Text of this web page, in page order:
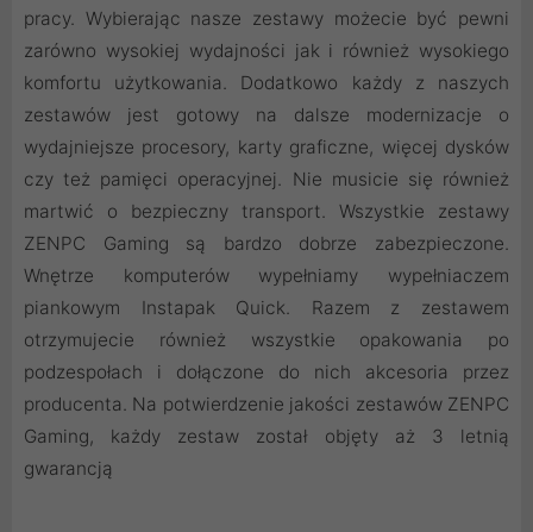
pracy. Wybierając nasze zestawy możecie być pewni
zarówno wysokiej wydajności jak i również wysokiego
komfortu użytkowania. Dodatkowo każdy z naszych
zestawów jest gotowy na dalsze modernizacje o
wydajniejsze procesory, karty graficzne, więcej dysków
czy też pamięci operacyjnej. Nie musicie się również
martwić o bezpieczny transport. Wszystkie zestawy
ZENPC Gaming są bardzo dobrze zabezpieczone.
Wnętrze komputerów wypełniamy wypełniaczem
piankowym Instapak Quick. Razem z zestawem
otrzymujecie również wszystkie opakowania po
podzespołach i dołączone do nich akcesoria przez
producenta. Na potwierdzenie jakości zestawów ZENPC
Gaming, każdy zestaw został objęty aż 3 letnią
gwarancją